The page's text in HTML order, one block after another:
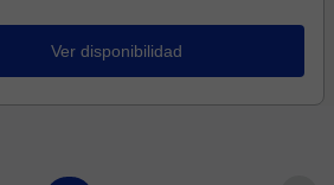
Ver disponibilidad